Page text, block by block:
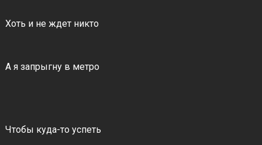
Хоть и не ждет никто
А я запрыгну в метро
Чтобы куда-то успеть